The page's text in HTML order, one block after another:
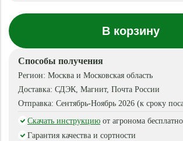
В корзину
Способы получения
Регион: Москва и Московская область
Доставка: СДЭК, Магнит, Почта России
Отправка: Сентябрь-Ноябрь 2026 (к сроку
Скачать инструкцию от агронома бесплатно
Гарантия качества и сортности